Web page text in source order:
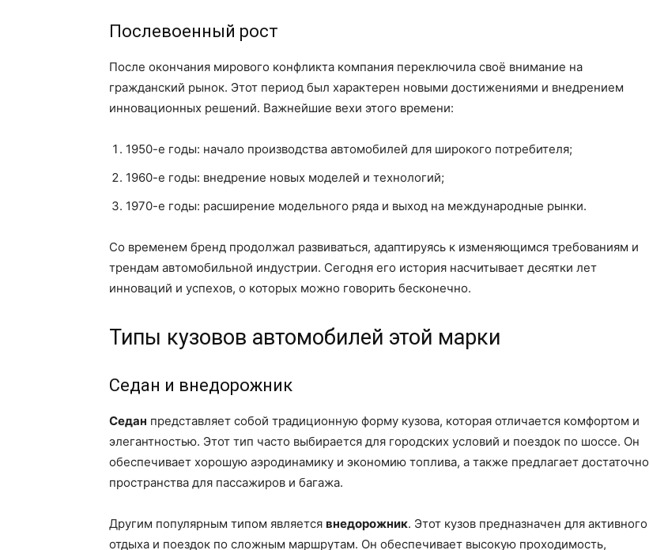
Послевоенный рост
После окончания мирового конфликта компания переключила своё внимание на
гражданский рынок. Этот период был характерен новыми достижениями и внедрением
инновационных решений. Важнейшие вехи этого времени:
1950-е годы: начало производства автомобилей для широкого потребителя;
1960-е годы: внедрение новых моделей и технологий;
1970-е годы: расширение модельного ряда и выход на международные рынки.
Со временем бренд продолжал развиваться, адаптируясь к изменяющимся требованиям и
трендам автомобильной индустрии. Сегодня его история насчитывает десятки лет
инноваций и успехов, о которых можно говорить бесконечно.
Типы кузовов автомобилей этой марки
Седан и внедорожник
Седан представляет собой традиционную форму кузова, которая отличается комфортом и
элегантностью. Этот тип часто выбирается для городских условий и поездок по шоссе. Он
обеспечивает хорошую аэродинамику и экономию топлива, а также предлагает достаточно
пространства для пассажиров и багажа.
Другим популярным типом является внедорожник. Этот кузов предназначен для активного
отдыха и поездок по сложным маршрутам. Он обеспечивает высокую проходимость,